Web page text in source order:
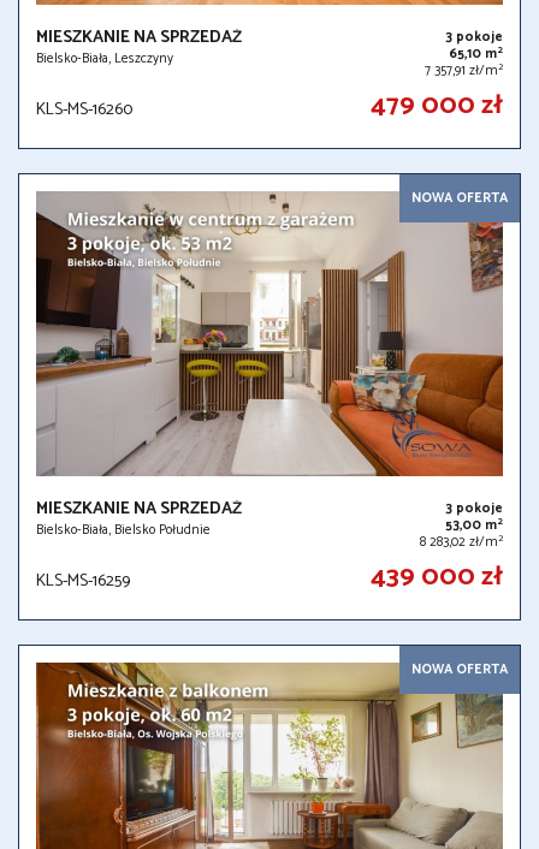
MIESZKANIE NA SPRZEDAŻ
Bielsko-Biała, Leszczyny
3 pokoje
65,10 m2
7 357,91 zł/m2
KLS-MS-16260 479 000 zł
NOWA OFERTA
MIESZKANIE NA SPRZEDAŻ
Bielsko-Biała, Bielsko Południe
3 pokoje
53,00 m2
8 283,02 zł/m2
KLS-MS-16259 439 000 zł
NOWA OFERTA